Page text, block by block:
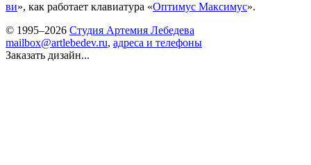
ви», как работает клавиатура «Оптимус Максимус».
© 1995–2026 Студия Артемия Лебедева
mailbox@artlebedev.ru, адреса и телефоны
Заказать дизайн...